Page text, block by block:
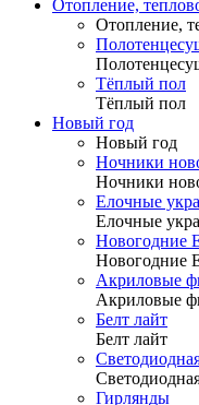
Отопление,
Отопление,
Тёплый пол
Тёплый пол
Новый год
Новый год
Ночники
Ночники
Елочные
Елочные
Новогодние
Новогодние
Акриловые
Акриловые
Белт лайт
Белт лайт
Гирлянды